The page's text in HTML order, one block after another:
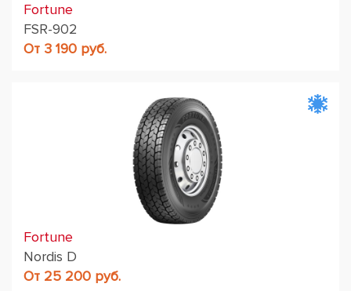
Fortune
FSR-902
От 3 190 руб.
Fortune
Nordis D
От 25 200 руб.